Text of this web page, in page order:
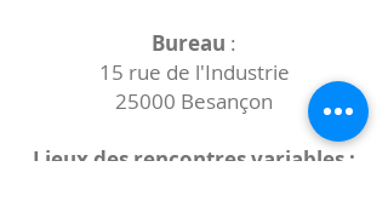
Bureau :
15 rue de l'Industrie
25000 Besançon
Lieux des rencontres variables :